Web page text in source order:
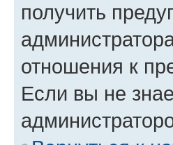
получить
отношения к
Если вы не